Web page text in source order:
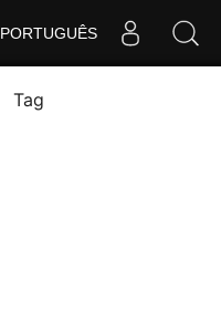
PORTUGUÊS
Tag